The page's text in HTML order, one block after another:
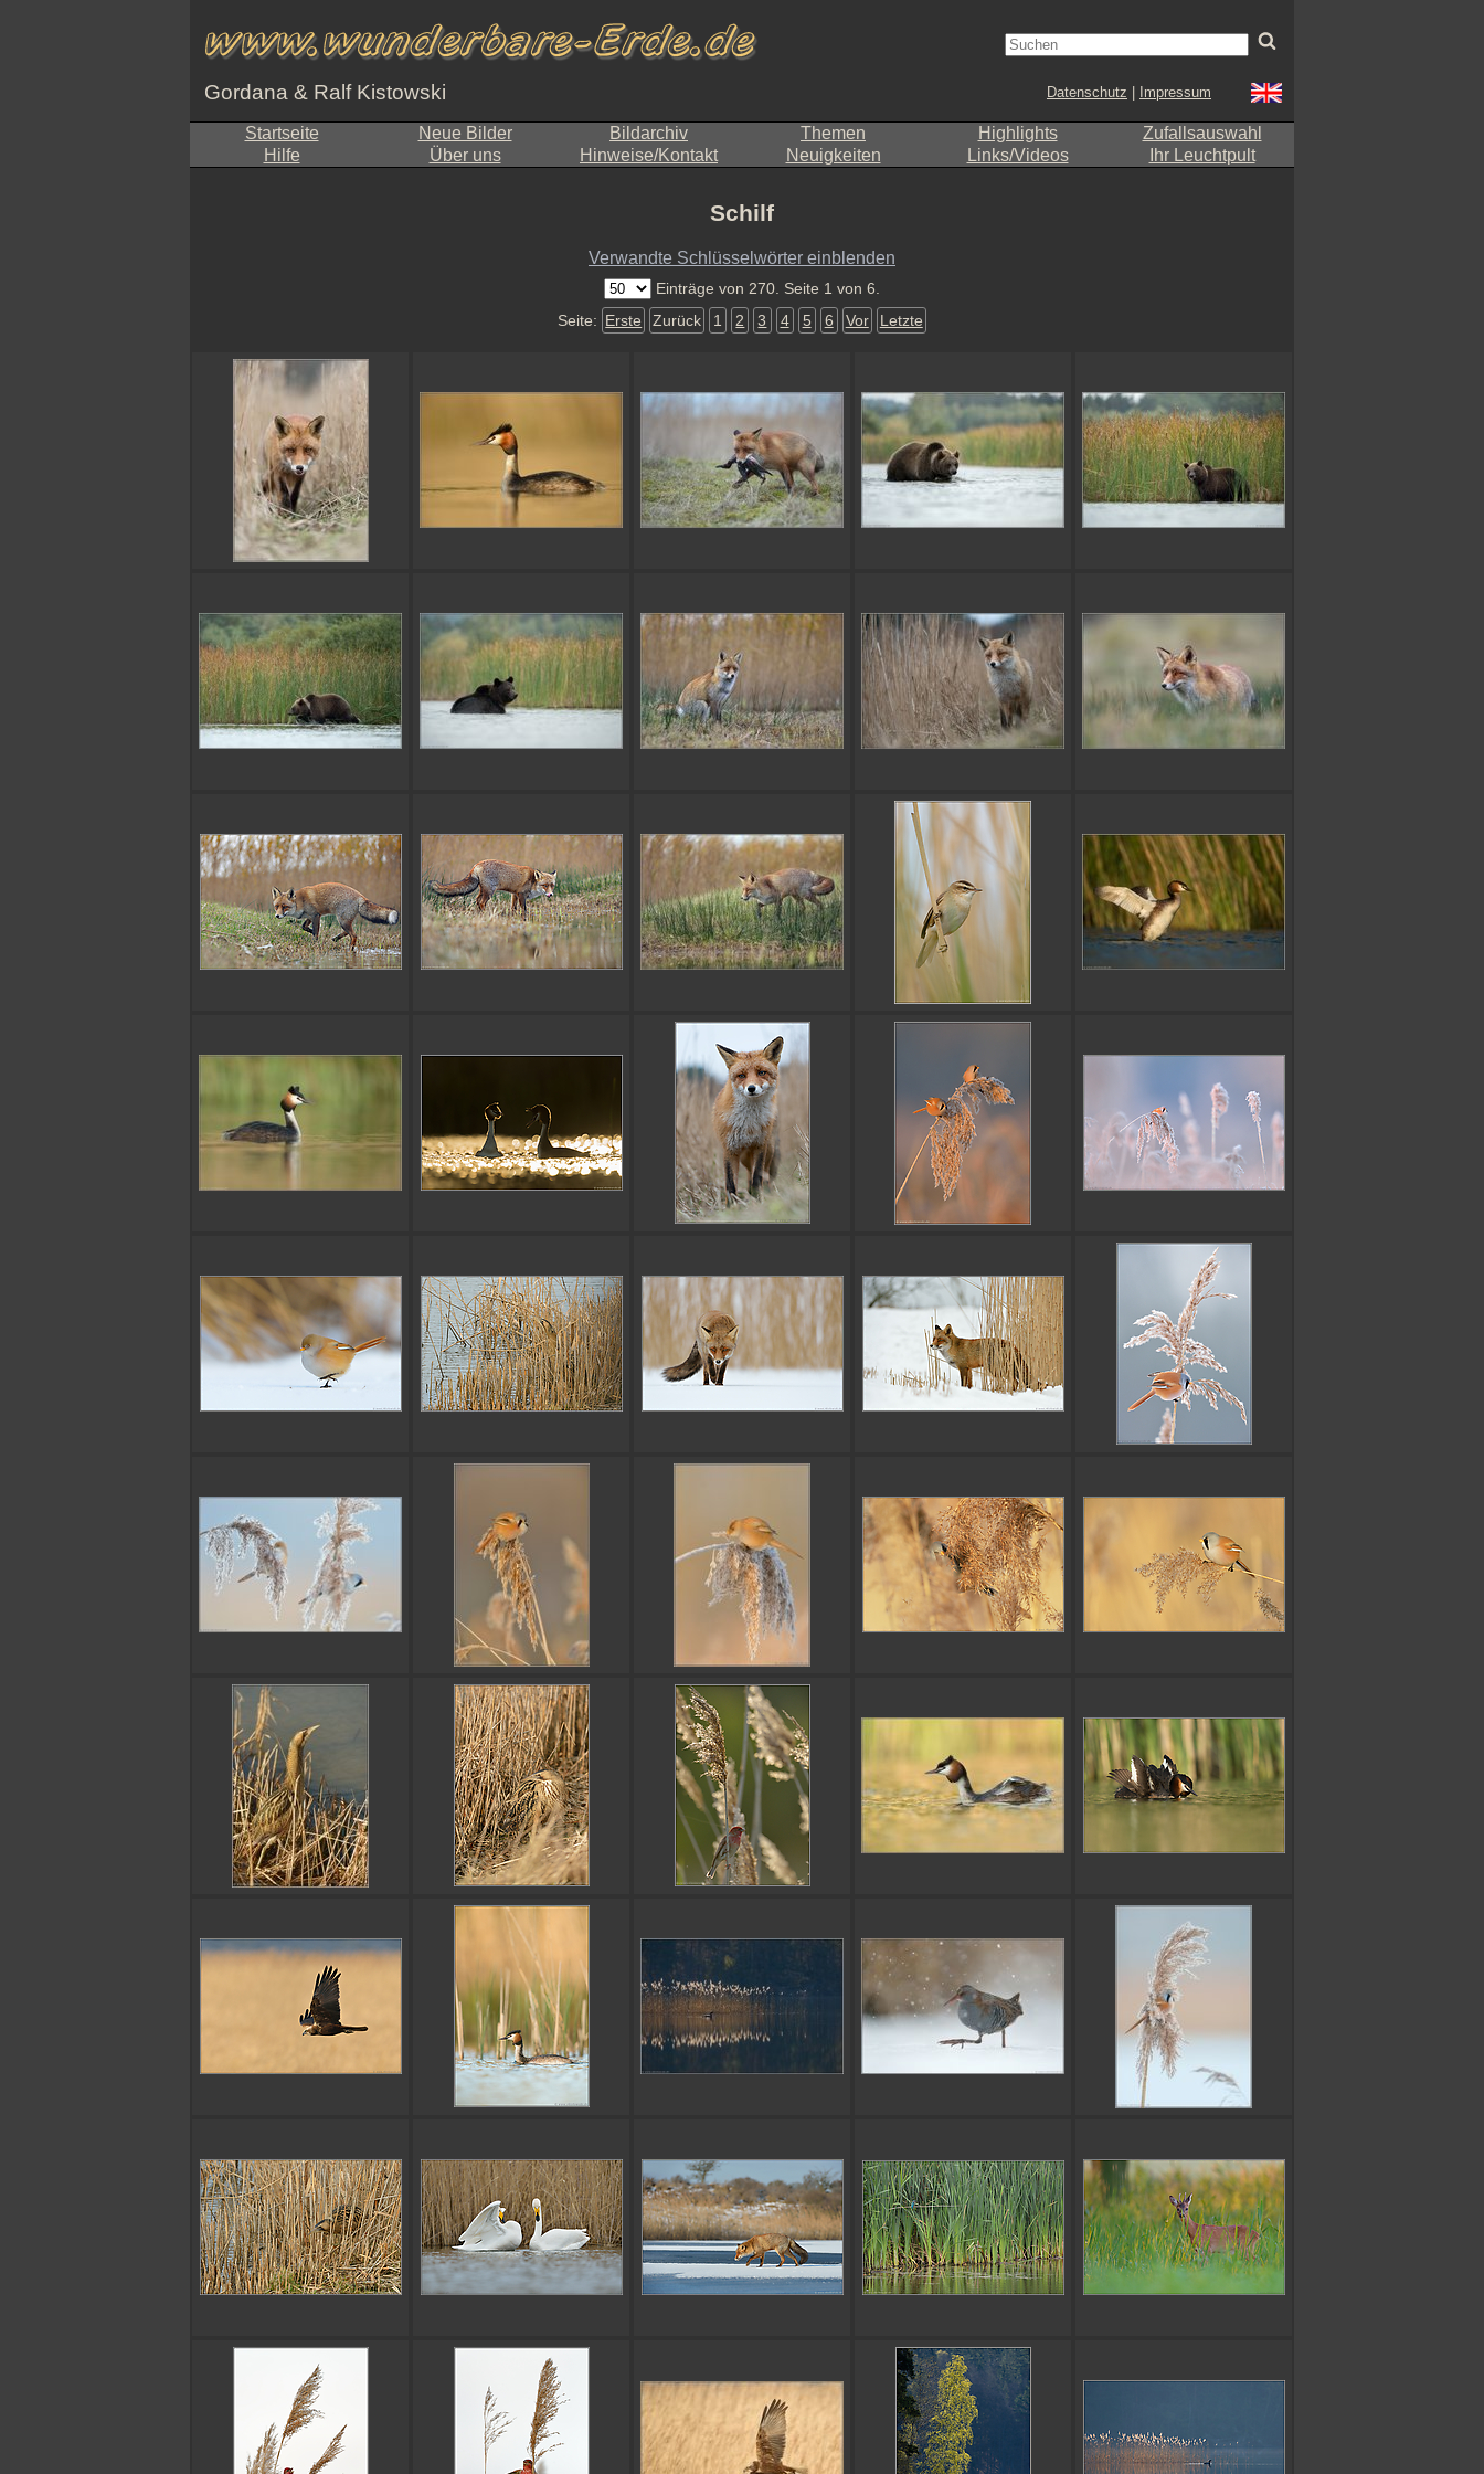
Gordana & Ralf Kistowski Datenschutz Impressum
Startseite Neue Bilder Bildarchiv Themen Highlights
Zufallsauswahl
Hilfe
Über uns Hinweise/Kontakt Neuigkeiten Links/Videos Ihr Leuchtpult
Schilf
Verwandte Schlüsselwörter einblenden
Einträge von 270. Seite 1 von 6.
Seite: Erste Zurück 1 2 3 4 5 6 Vor Letzte